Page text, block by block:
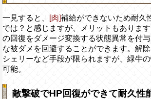
一見すると、 [肉]補給ができないため耐久
では？と感じますが、メリットもありま
の回復をダメージ変換する状態異常を付
な被ダメを回避することができます。解
シェリーなど手段が限られますが、緑牛
可能。
敵撃破でHP回復ができて耐久性